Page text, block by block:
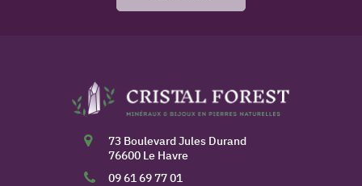
73 Boulevard Jules Durand
76600 Le Havre
09 61 69 77 01